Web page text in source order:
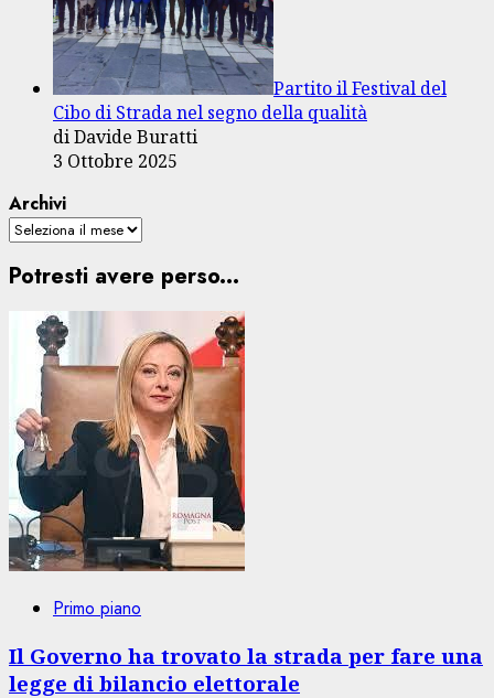
Partito il Festival del
Cibo di Strada nel segno della qualità
di Davide Buratti
3 Ottobre 2025
Archivi
Potresti avere perso...
Primo piano
Il Governo ha trovato la strada per fare una
legge di bilancio elettorale